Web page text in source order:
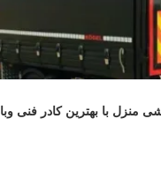
با بهترین کادر فنی وبا